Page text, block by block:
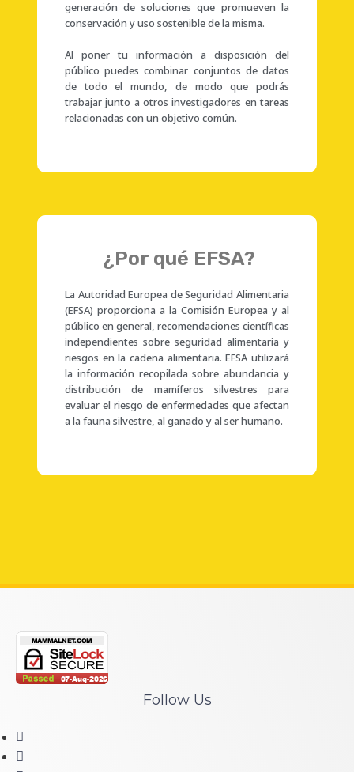
generación de soluciones que promueven la
conservación y uso sostenible de la misma.
Al poner tu información a disposición del
público puedes combinar conjuntos de datos
de todo el mundo, de modo que podrás
trabajar junto a otros investigadores en tareas
relacionadas con un objetivo común.
¿Por qué EFSA?
La Autoridad Europea de Seguridad Alimentaria
(EFSA) proporciona a la Comisión Europea y al
público en general, recomendaciones científicas
independientes sobre seguridad alimentaria y
riesgos en la cadena alimentaria. EFSA utilizará
la información recopilada sobre abundancia y
distribución de mamíferos silvestres para
evaluar el riesgo de enfermedades que afectan
a la fauna silvestre, al ganado y al ser humano.
Follow Us